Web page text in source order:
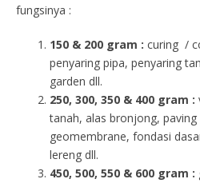
fungsinya :
150 & 200 gram : curing /
penyaring pipa, penyaring
garden dll.
250, 300, 350 & 400 gram :
tanah, alas bronjong,
geomembrane, fondasi
lereng dll.
450, 500, 550 & 600 gram :